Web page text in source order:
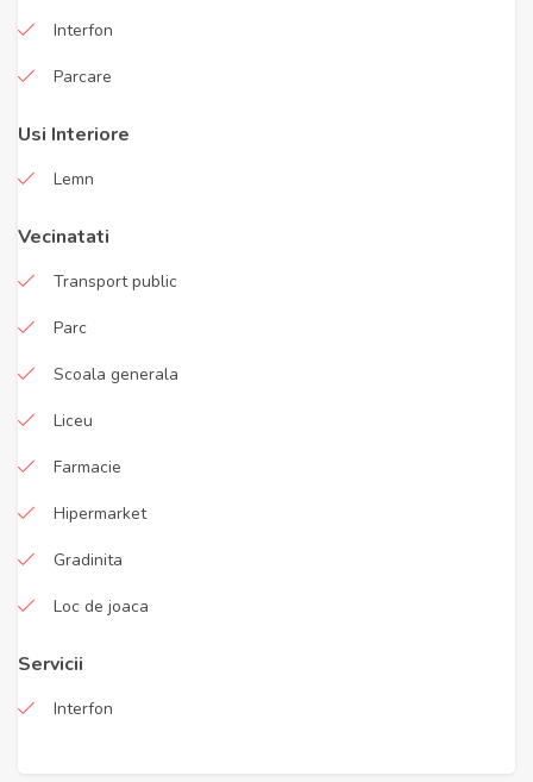
Interfon
Parcare
Usi Interiore
Lemn
Vecinatati
Transport public
Parc
Scoala generala
Liceu
Farmacie
Hipermarket
Gradinita
Loc de joaca
Servicii
Interfon